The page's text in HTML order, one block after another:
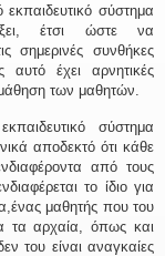
σύστημα
έτσι ώστε να
σημερινές συνθήκες
έχει αρνητικές
των μαθητών.
σύστημα
αποδεκτό ότι κάθε
από τους
το ίδιο για
μαθητής που του
τα αρχαία, όπως και
του είναι αναγκαίες